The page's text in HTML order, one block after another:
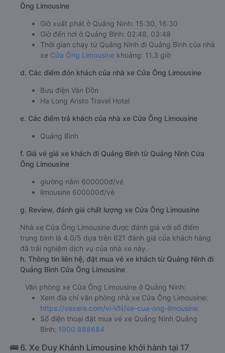
Ông Limousine
Giờ xuất phát ở Quảng Ninh: 15:30, 16:30
Giờ đến nơi ở Quảng Bình: 02:48, 03:48
Thời gian chạy từ Quảng Ninh đi Quảng Bình của nhà
xe Cửa Ông Limousine khoảng: 11.3 giờ
d. Các điểm đón khách của nhà xe Cửa Ông Limousine
Bưu điện Vân Đồn
Ha Long Aristo Travel Hotel
e. Các điểm trả khách của nhà xe Cửa Ông Limousine
Quảng Bình
f. Giá vé giá xe khách đi Quảng Bình từ Quảng Ninh Cửa
Ông Limousine
giường nằm 600000đ/vé
limousine 600000đ/vé
g. Review, đánh giá chất lượng xe Cửa Ông Limousine
Nhà xe Cửa Ông Limousine được đánh giá với số điểm
trung bình là 4.0/5 dựa trên 621 đánh giá của khách hàng
đã trải nghiệm dịch vụ của nhà xe này.
h. Thông tin liên hệ, đặt mua vé xe khách từ Quảng Ninh đi
Quảng Bình Cửa Ông Limousine
Văn phòng xe Cửa Ông Limousine ở Quảng Ninh:
Xem địa chỉ văn phòng nhà xe Cửa Ông Limousine:
https://vexere.com/vi-VN/xe-cua-ong-limousine
Số điện thoại đặt mua vé xe Quảng Ninh Quảng
Bình: 1900 888684
🚌 6. Xe Duy Khánh Limousine khởi hành tại 17